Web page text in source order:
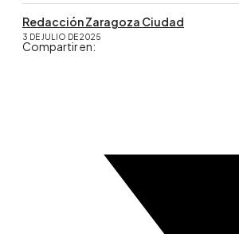
Redacción Zaragoza Ciudad
3 DE JULIO DE 2025
Compartir en: